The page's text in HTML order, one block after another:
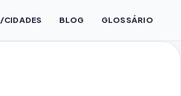
CIDADES BLOG GLOSSÁRIO